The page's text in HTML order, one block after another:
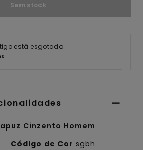
Sem stock
está esgotado.
Cinzento Homem
Código de Cor sgbh